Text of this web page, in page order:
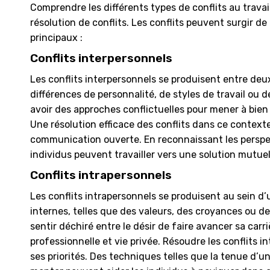
Comprendre les différents types de conflits au
résolution de conflits. Les conflits peuvent surgir
principaux :
Conflits interpersonnels
Les conflits interpersonnels se produisent entre
différences de personnalité, de styles de travail ou
avoir des approches conflictuelles pour mener à
Une résolution efficace des conflits dans ce
communication ouverte. En reconnaissant les
individus peuvent travailler vers une solution
Conflits intrapersonnels
Les conflits intrapersonnels se produisent au sein
internes, telles que des valeurs, des croyances ou
sentir déchiré entre le désir de faire avancer sa
professionnelle et vie privée. Résoudre les conflits
ses priorités. Des techniques telles que la tenue